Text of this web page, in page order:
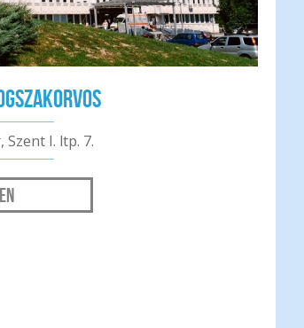
Szent I. ltp. 7.